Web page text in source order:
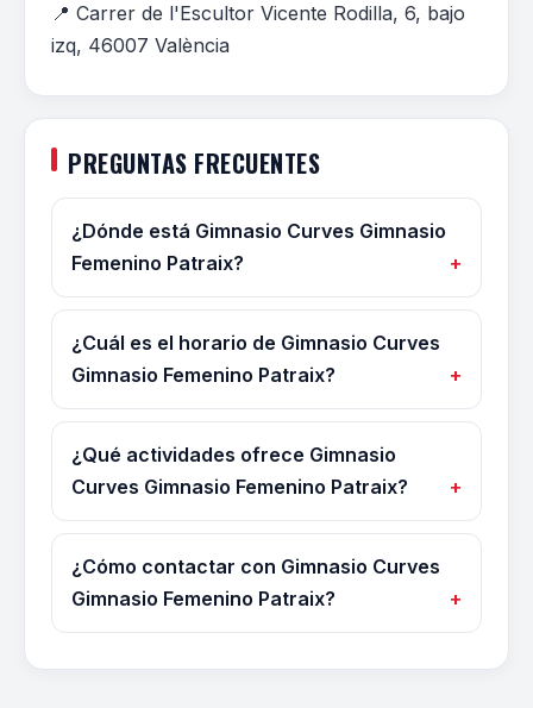
📍 Carrer de l'Escultor Vicente Rodilla, 6, bajo
izq, 46007 València
PREGUNTAS FRECUENTES
¿Dónde está Gimnasio Curves Gimnasio
Femenino Patraix?
¿Cuál es el horario de Gimnasio Curves
Gimnasio Femenino Patraix?
¿Qué actividades ofrece Gimnasio
Curves Gimnasio Femenino Patraix?
¿Cómo contactar con Gimnasio Curves
Gimnasio Femenino Patraix?